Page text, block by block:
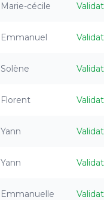
Marie-cécile
Emmanuel
Solène
Florent
Yann
Yann
Emmanuelle